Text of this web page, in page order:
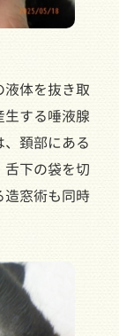
体を抜き取
生する唾液腺
頚部にある
下の袋を切
造窓術も同時